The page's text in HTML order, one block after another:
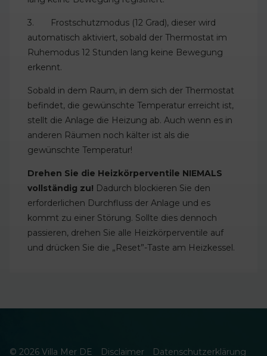
3. Frostschutzmodus (12 Grad), dieser wird
automatisch aktiviert, sobald der Thermostat im
Ruhemodus 12 Stunden lang keine Bewegung
erkennt.
Sobald in dem Raum, in dem sich der Thermostat
befindet, die gewünschte Temperatur erreicht ist,
stellt die Anlage die Heizung ab. Auch wenn es in
anderen Räumen noch kälter ist als die
gewünschte Temperatur!
Drehen Sie die Heizkörperventile NIEMALS
vollständig zu! Dadurch blockieren Sie den
erforderlichen Durchfluss der Anlage und es
kommt zu einer Störung. Sollte dies dennoch
passieren, drehen Sie alle Heizkörperventile auf
und drücken Sie die „Reset”-Taste am Heizkessel.
© 2026 Villa Mer DE Disclaimer Datenschutzerklärung